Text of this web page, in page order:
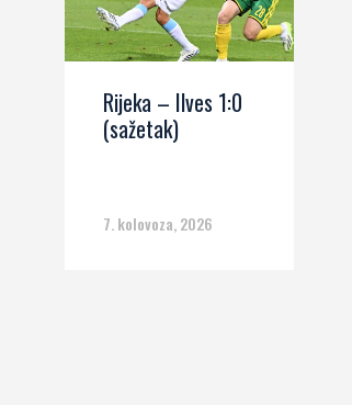
Rijeka – Ilves 1:0
(sažetak)
7. kolovoza, 2026